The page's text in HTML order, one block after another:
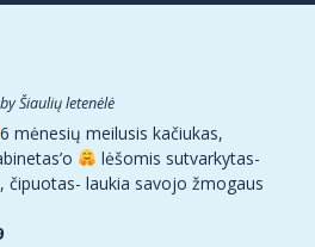
byŠiaulių letenėlė
6 mėnesių meilusis kačiukas,
lėšomis sutvarkytas-
čipuotas- laukia savojo žmogaus